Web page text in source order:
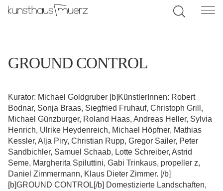
GROUND CONTROL
Kurator: Michael Goldgruber [b]KünstlerInnen: Robert
Bodnar, Sonja Braas, Siegfried Fruhauf, Christoph Grill,
Michael Günzburger, Roland Haas, Andreas Heller, Sylvia
Henrich, Ulrike Heydenreich, Michael Höpfner, Mathias
Kessler, Alja Piry, Christian Rupp, Gregor Sailer, Peter
Sandbichler, Samuel Schaab, Lotte Schreiber, Astrid
Seme, Margherita Spiluttini, Gabi Trinkaus, propeller z,
Daniel Zimmermann, Klaus Dieter Zimmer. [/b]
[b]GROUND CONTROL[/b] Domestizierte Landschaften,